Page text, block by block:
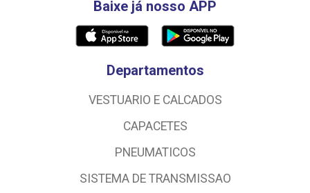
Baixe já nosso APP
Departamentos
VESTUARIO E CALCADOS
CAPACETES
PNEUMATICOS
SISTEMA DE TRANSMISSAO